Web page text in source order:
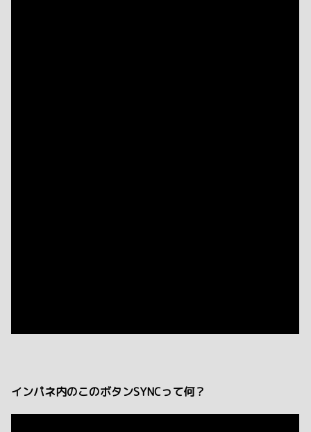
インパネ内のこのボタンSYNCって何？